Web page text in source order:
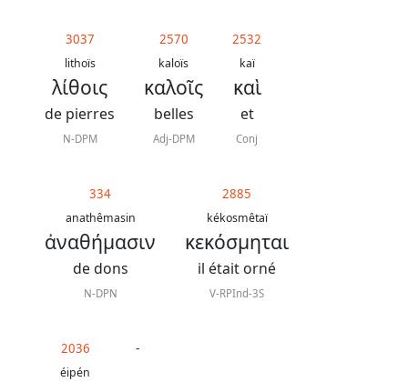
3037
lithoïs
λίθοις
de pierres
N-DPM
2570
kaloïs
καλοῖς
belles
Adj-DPM
2532
kaï
καὶ
et
Conj
334
anathêmasin
ἀναθήμασιν
de dons
N-DPN
2885
kékosmêtaï
κεκόσμηται
il était orné
V-RPInd-3S
2036
éipén
-